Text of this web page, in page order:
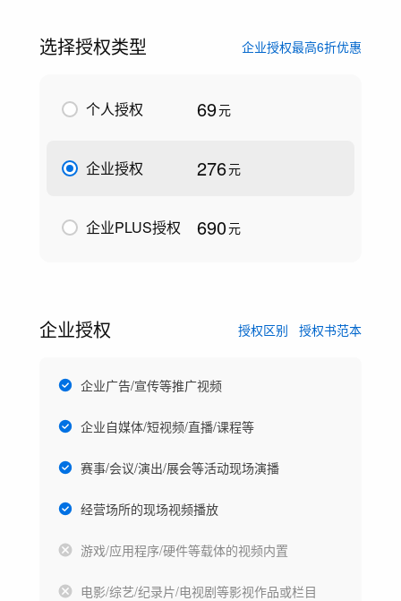
选择授权类型 企业授权最高6折优惠
个人授权 69元
企业授权 276元
企业PLUS授权 690元
企业授权 授权区别 授权书范本
企业广告/宣传等推广视频
企业自媒体/短视频/直播/课程等
赛事/会议/演出/展会等活动现场演播
经营场所的现场视频播放
游戏/应用程序/硬件等载体的视频内置
电影/综艺/纪录片/电视剧等影视作品或栏目